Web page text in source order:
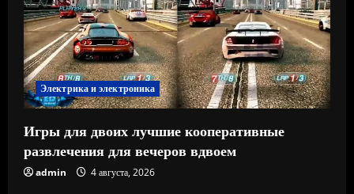
Электрика и электроника
Игры для двоих лучшие кооперативные
развлечения для вечеров вдвоем
admin 4 августа, 2026